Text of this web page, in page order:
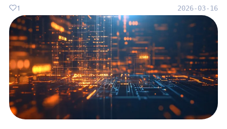
2026-03-16
1